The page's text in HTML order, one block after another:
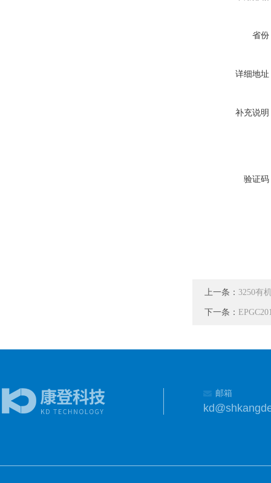
省份
详细地址
补充说明
验证码
上一条： 3250有
下一条：
邮箱